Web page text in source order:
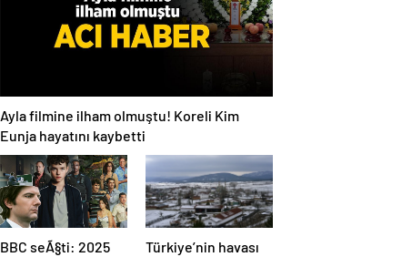
Ayla filmine ilham olmuştu! Koreli Kim
Eunja hayatını kaybetti
BBC seÃ§ti: 2025
Türkiye’nin havası